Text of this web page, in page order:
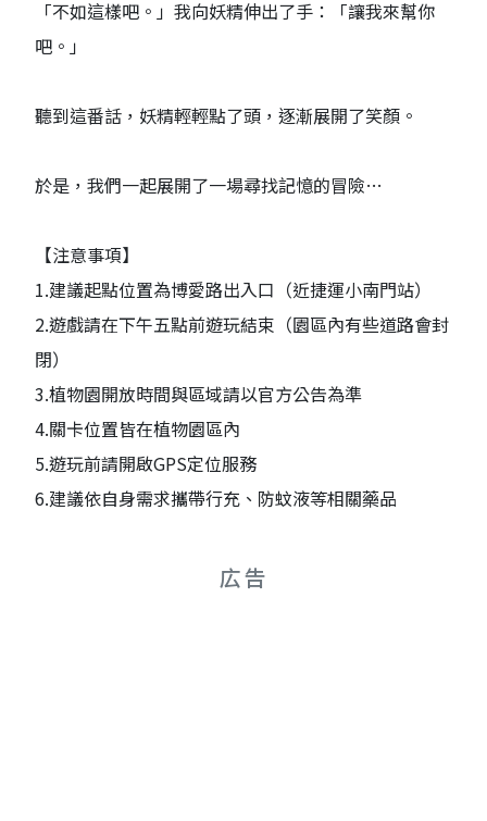
「不如這樣吧。」我向妖精伸出了手：「讓我來幫你
吧。」
聽到這番話，妖精輕輕點了頭，逐漸展開了笑顏。
於是，我們一起展開了一場尋找記憶的冒險…
【注意事項】
1.建議起點位置為博愛路出入口（近捷運小南門站）
2.遊戲請在下午五點前遊玩結束（園區內有些道路會封
閉）
3.植物園開放時間與區域請以官方公告為準
4.關卡位置皆在植物園區內
5.遊玩前請開啟GPS定位服務
6.建議依自身需求攜帶行充、防蚊液等相關藥品
広告